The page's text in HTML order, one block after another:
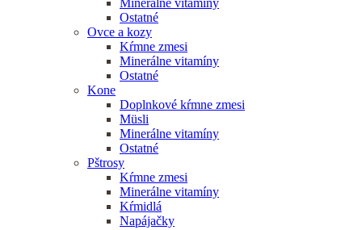
Minerálne vitamíny
Ostatné
Ovce a kozy
Kŕmne zmesi
Minerálne vitamíny
Ostatné
Kone
Doplnkové kŕmne zmesi
Müsli
Minerálne vitamíny
Ostatné
Pštrosy
Kŕmne zmesi
Minerálne vitamíny
Kŕmidlá
Napájačky